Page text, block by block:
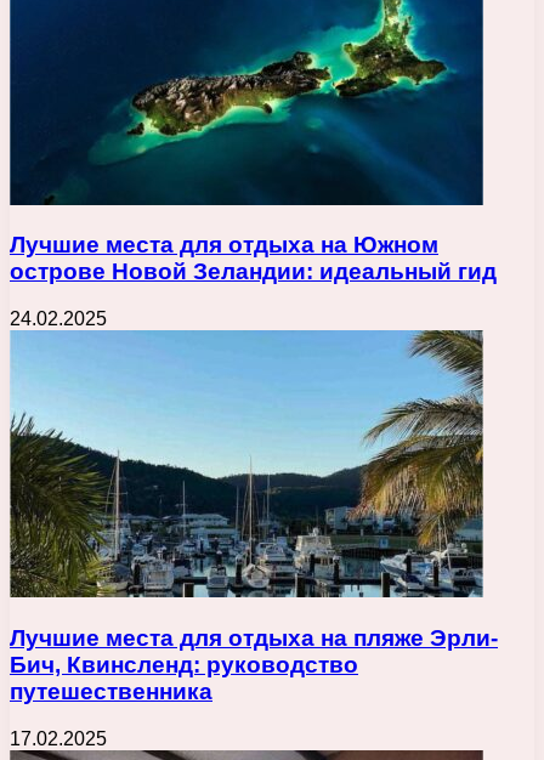
Лучшие места для отдыха на Южном
острове Новой Зеландии: идеальный гид
24.02.2025
Лучшие места для отдыха на пляже Эрли-
Бич, Квинсленд: руководство
путешественника
17.02.2025